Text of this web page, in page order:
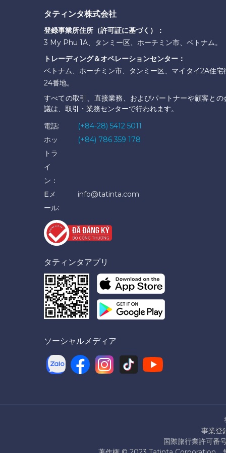
タティンタ株式会社
登録事業所住所（許可証に基づく）：
3 My Phu 1A、タンミー区、ホーチミン市、ベトナム。
トレーディング＆オペレーションセンター：
ベトナム、ホーチミン市、タンミー区、マイタイ2A住宅
24番地。
すべての取引、直接業務、およびパートナーや顧客との
議は、取引・業務センターで行われます。
電話:
(+84-28) 5412 5011
ホッ
トラ
イ
ン：
(+84) 786 359 178
Eメ
ール:
info@tatinta.com
タティンタアプリ
ソーシャルメディア
事業登
国際旅行業許可番